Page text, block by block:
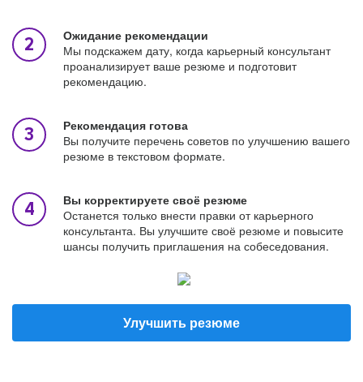
Ожидание рекомендации
Мы подскажем дату, когда карьерный консультант
проанализирует ваше резюме и подготовит
рекомендацию.
Рекомендация готова
Вы получите перечень советов по улучшению вашего
резюме в текстовом формате.
Вы корректируете своё резюме
Останется только внести правки от карьерного
консультанта. Вы улучшите своё резюме и повысите
шансы получить приглашения на собеседования.
Улучшить резюме